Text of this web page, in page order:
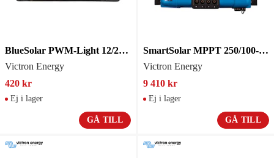
BlueSolar PWM-Light 12/24V-20A
Victron Energy
420 kr
Ej i lager
GÅ TILL
SmartSolar MPPT 250/100-Tr VE.Can
Victron Energy
9 410 kr
Ej i lager
GÅ TILL